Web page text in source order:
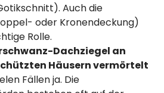
Auch die
oder Kronendeckung)
Rolle.
Dachziegel an
Häusern vermörtelt
Fällen ja. Die